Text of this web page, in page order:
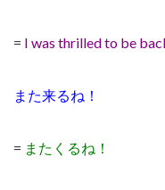
= I was thrilled to be
また来るね！
= またくるね！